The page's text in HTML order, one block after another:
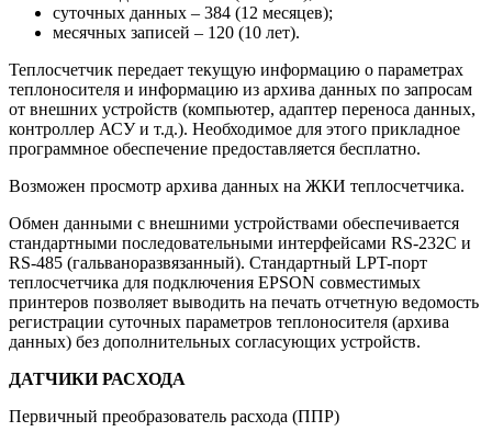
суточных данных – 384 (12 месяцев);
месячных записей – 120 (10 лет).
Теплосчетчик передает текущую информацию о параметрах
теплоносителя и информацию из архива данных по запросам
от внешних устройств (компьютер, адаптер переноса данных,
контроллер АСУ и т.д.). Необходимое для этого прикладное
программное обеспечение предоставляется бесплатно.
Возможен просмотр архива данных на ЖКИ теплосчетчика.
Обмен данными с внешними устройствами обеспечивается
стандартными последовательными интерфейсами RS-232С и
RS-485 (гальваноразвязанный). Стандартный LPT-порт
теплосчетчика для подключения EPSON совместимых
принтеров позволяет выводить на печать отчетную ведомость
регистрации суточных параметров теплоносителя (архива
данных) без дополнительных согласующих устройств.
ДАТЧИКИ РАСХОДА
Первичный преобразователь расхода (ППР)